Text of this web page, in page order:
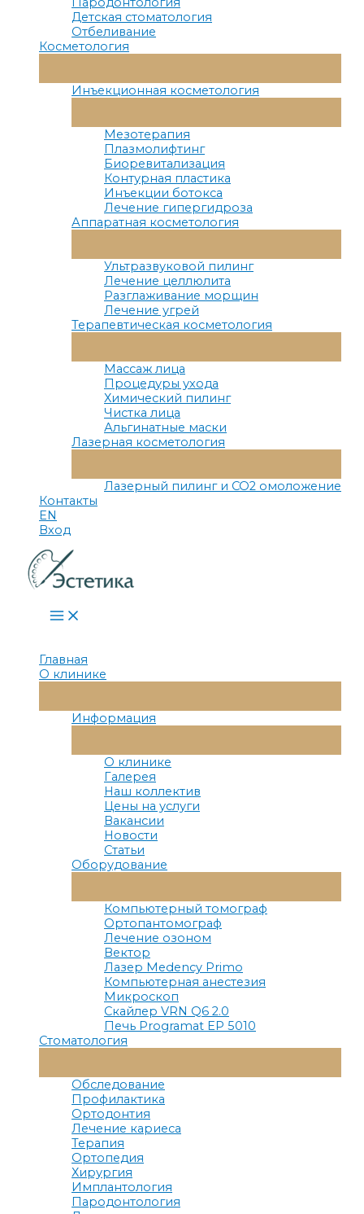
Детская стоматология
Отбеливание
Косметология
Меню
Инъекционная косметология
Меню
Мезотерапия
Плазмолифтинг
Биоревитализация
Контурная пластика
Инъекции ботокса
Лечение гипергидроза
Аппаратная косметология
Меню
Ультразвуковой пилинг
Лечение целлюлита
Разглаживание морщин
Лечение угрей
Терапевтическая косметология
Меню
Массаж лица
Процедуры ухода
Химический пилинг
Чистка лица
Альгинатные маски
Лазерная косметология
Меню
Лазерный пилинг и СО2 омоложение
Контакты
EN
Вход
Main
Menu
Главная
О клинике
Меню
Информация
Меню
О клинике
Галерея
Наш коллектив
Цены на услуги
Вакансии
Новости
Статьи
Оборудование
Меню
Компьютерный томограф
Ортопантомограф
Лечение озоном
Вектор
Лазер Medency Primo
Компьютерная анестезия
Микроскоп
Скайлер VRN Q6 2.0
Печь Programat EP 5010
Стоматология
Меню
Обследование
Профилактика
Ортодонтия
Лечение кариеса
Терапия
Ортопедия
Хирургия
Имплантология
Пародонтология